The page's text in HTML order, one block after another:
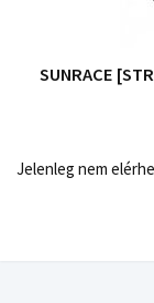
SUNRACE
Jelenleg nem